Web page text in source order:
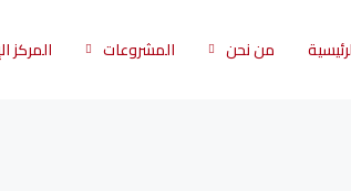
من نحن المشروعات المركز